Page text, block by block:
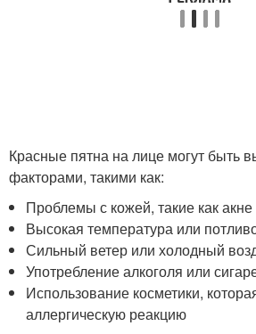
Красные пятна на лице могут быть
факторами, такими как:
Проблемы с кожей, такие как
Высокая температура или
Сильный ветер или холодный
Употребление алкоголя или
Использование косметики,
аллергическую реакцию